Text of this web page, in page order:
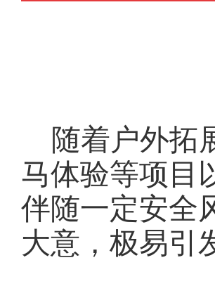
随着户外拓
马体验等项目
伴随一定安全
大意，极易引